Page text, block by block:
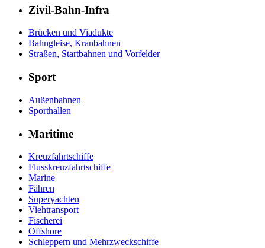
Zivil-Bahn-Infra
Brücken und Viadukte
Bahngleise, Kranbahnen
Straßen, Startbahnen und Vorfelder
Sport
Außenbahnen
Sporthallen
Maritime
Kreuzfahrtschiffe
Flusskreuzfahrtschiffe
Marine
Fähren
Superyachten
Viehtransport
Fischerei
Offshore
Schleppern und Mehrzweckschiffe